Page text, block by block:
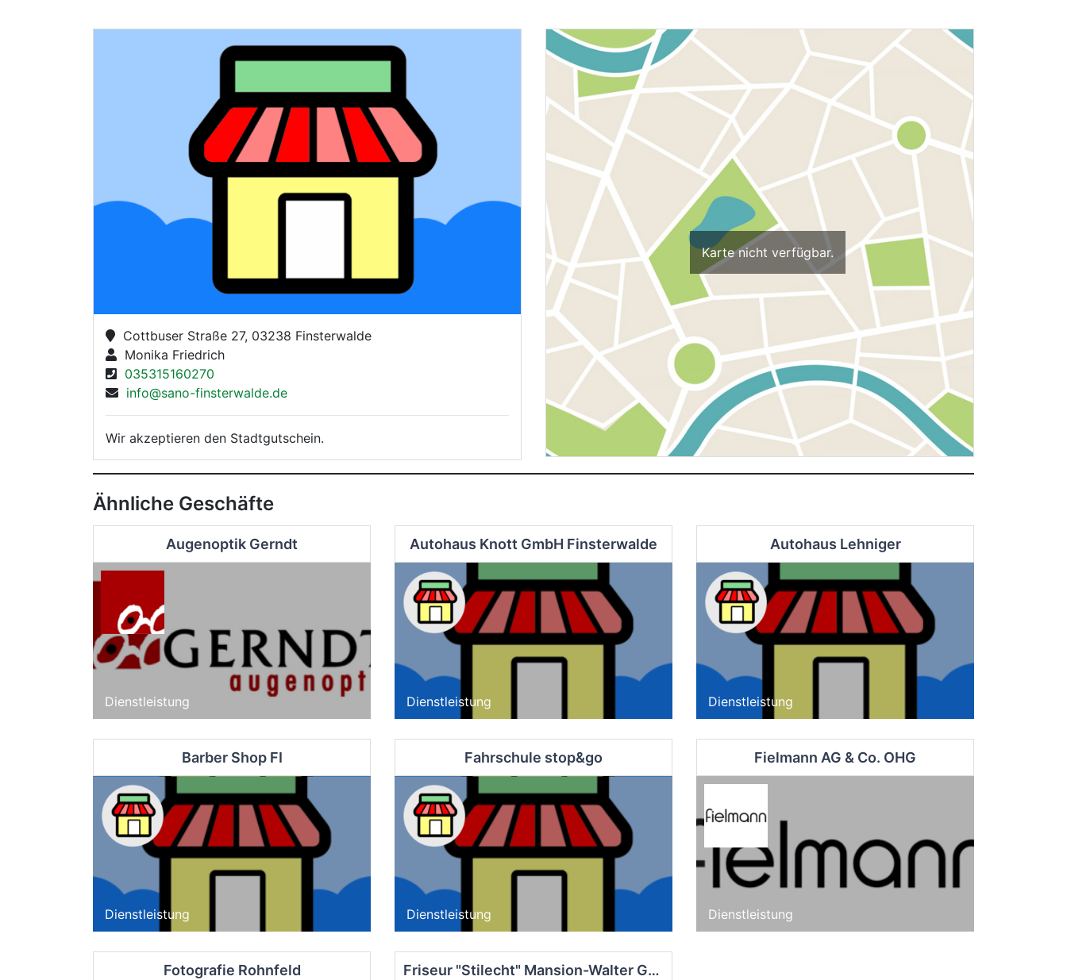
Cottbuser Straße 27, 03238 Finsterwalde
Monika Friedrich
035315160270
info@sano-finsterwalde.de
Wir akzeptieren den Stadtgutschein.
Karte nicht verfügbar.
Ähnliche Geschäfte
Augenoptik Gerndt
Dienstleistung
Autohaus Knott GmbH Finsterwalde
Dienstleistung
Autohaus Lehniger
Dienstleistung
Barber Shop FI
Dienstleistung
Fahrschule stop&go
Dienstleistung
Fielmann AG & Co. OHG
Dienstleistung
Fotografie Rohnfeld Friseur "Stilecht" Mansion-Walter GbR